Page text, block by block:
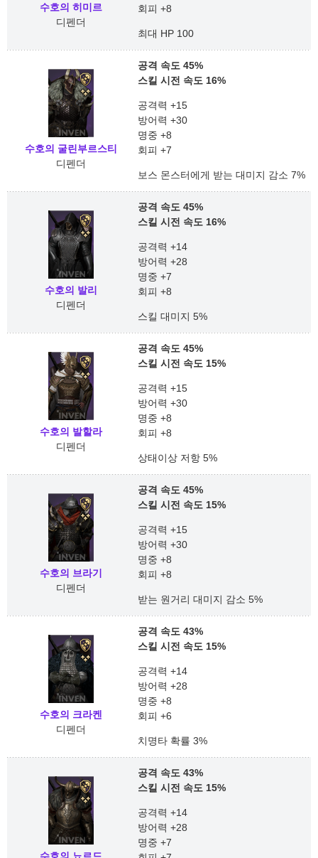
수호의 히미르
디펜더
회피 +8
최대 HP 100
수호의 굴린부르스티
디펜더
공격 속도 45%
스킬 시전 속도 16%
공격력 +15
방어력 +30
명중 +8
회피 +7
보스 몬스터에게 받는 대미지 감소 7%
수호의 발리
디펜더
공격 속도 45%
스킬 시전 속도 16%
공격력 +14
방어력 +28
명중 +7
회피 +8
스킬 대미지 5%
수호의 발할라
디펜더
공격 속도 45%
스킬 시전 속도 15%
공격력 +15
방어력 +30
명중 +8
회피 +8
상태이상 저항 5%
수호의 브라기
디펜더
공격 속도 45%
스킬 시전 속도 15%
공격력 +15
방어력 +30
명중 +8
회피 +8
받는 원거리 대미지 감소 5%
수호의 크라켄
디펜더
공격 속도 43%
스킬 시전 속도 15%
공격력 +14
방어력 +28
명중 +8
회피 +6
치명타 확률 3%
공격 속도 43%
스킬 시전 속도 15%
공격력 +14
방어력 +28
명중 +7